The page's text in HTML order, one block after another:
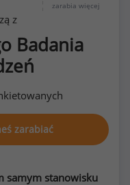
zarabia więcej
z
Badania
zarabiać
samym stanowisku